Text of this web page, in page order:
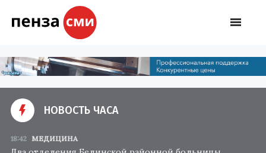
НОВОСТЬ ЧАСА
18:42 МЕДИЦИНА